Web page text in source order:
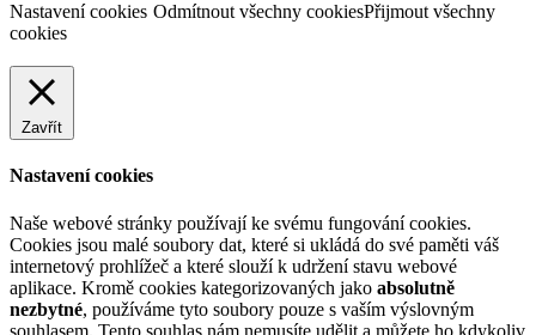
Nastavení cookies Odmítnout všechny cookiesPřijmout všechny
cookies
Zavřít
Nastavení cookies
Naše webové stránky používají ke svému fungování cookies.
Cookies jsou malé soubory dat, které si ukládá do své paměti váš
internetový prohlížeč a které slouží k udržení stavu webové
aplikace. Kromě cookies kategorizovaných jako absolutně
nezbytné, používáme tyto soubory pouze s vaším výslovným
souhlasem. Tento souhlas nám nemusíte udělit a můžete ho kdykoliv